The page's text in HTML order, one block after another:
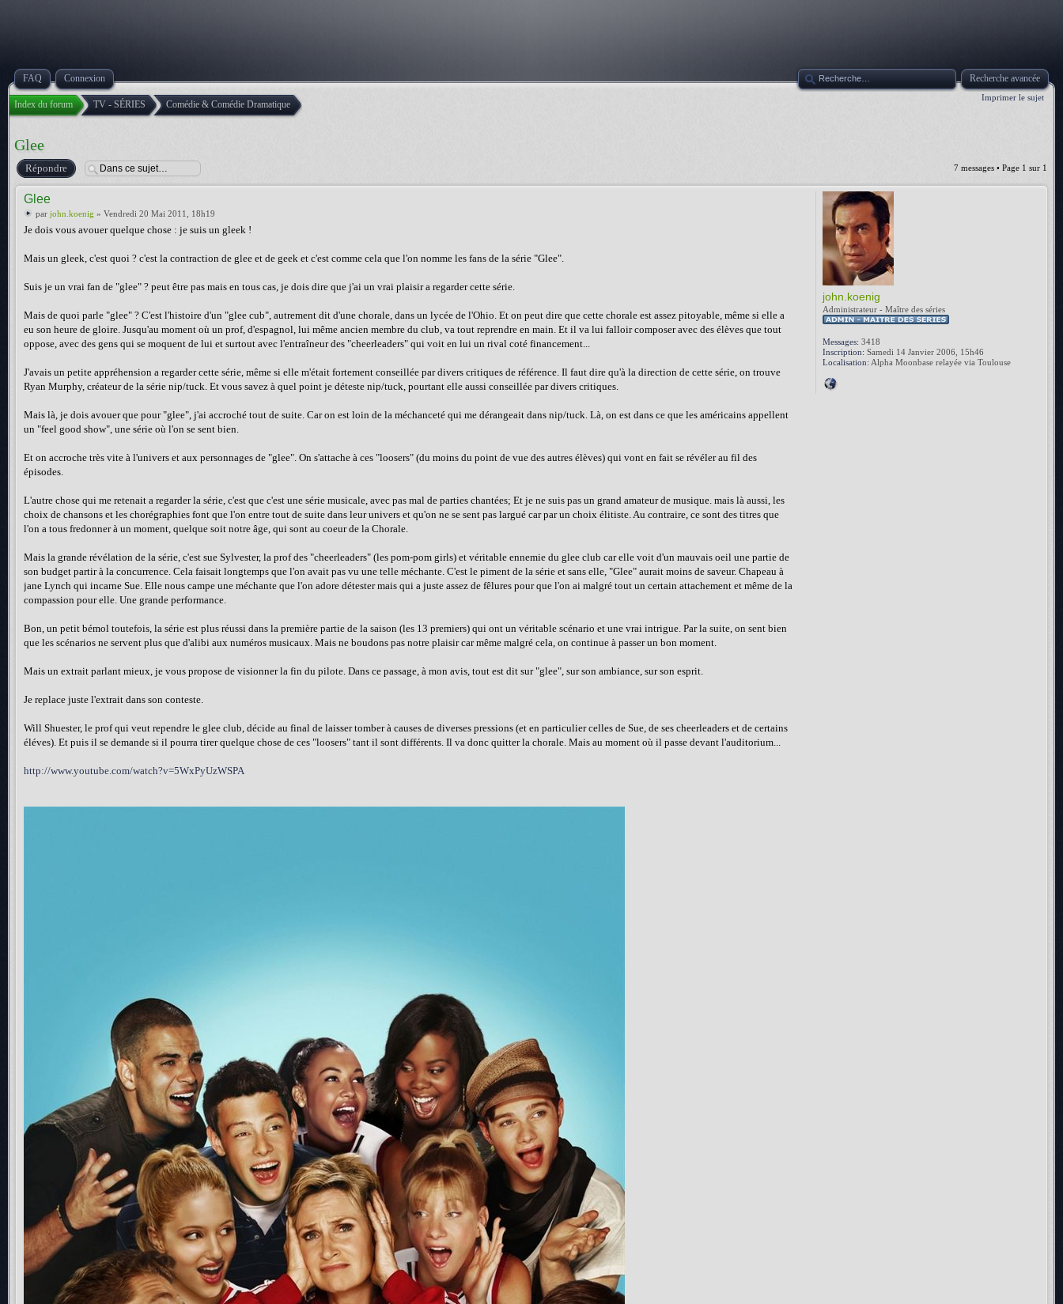
FAQ Connexion Recherche avancée
Imprimer le sujet
Index du forum TV - SÉRIES Comédie & Comédie Dramatique
Glee
Répondre 7 messages • Page 1 sur 1
Glee
par john.koenig » Vendredi 20 Mai 2011, 18h19
Je dois vous avouer quelque chose : je suis un gleek !
Mais un gleek, c'est quoi ? c'est la contraction de glee et de geek et c'est comme cela que l'on nomme les fans de la série "Glee".
Suis je un vrai fan de "glee" ? peut être pas mais en tous cas, je dois dire que j'ai un vrai plaisir a regarder cette série.
Mais de quoi parle "glee" ? C'est l'histoire d'un "glee cub", autrement dit d'une chorale, dans un lycée de l'Ohio. Et on peut dire que cette chorale est assez pitoyable, même si elle a
eu son heure de gloire. Jusqu'au moment où un prof, d'espagnol, lui même ancien membre du club, va tout reprendre en main. Et il va lui falloir composer avec des élèves que tout
oppose, avec des gens qui se moquent de lui et surtout avec l'entraîneur des "cheerleaders" qui voit en lui un rival coté financement...
J'avais un petite appréhension a regarder cette série, même si elle m'était fortement conseillée par divers critiques de référence. Il faut dire qu'à la direction de cette série, on trouve
Ryan Murphy, créateur de la série nip/tuck. Et vous savez à quel point je déteste nip/tuck, pourtant elle aussi conseillée par divers critiques.
Mais là, je dois avouer que pour "glee", j'ai accroché tout de suite. Car on est loin de la méchanceté qui me dérangeait dans nip/tuck. Là, on est dans ce que les américains appellent
un "feel good show", une série où l'on se sent bien.
Et on accroche très vite à l'univers et aux personnages de "glee". On s'attache à ces "loosers" (du moins du point de vue des autres élèves) qui vont en fait se révéler au fil des
épisodes.
L'autre chose qui me retenait a regarder la série, c'est que c'est une série musicale, avec pas mal de parties chantées; Et je ne suis pas un grand amateur de musique. mais là aussi, les
choix de chansons et les chorégraphies font que l'on entre tout de suite dans leur univers et qu'on ne se sent pas largué car par un choix élitiste. Au contraire, ce sont des titres que
l'on a tous fredonner à un moment, quelque soit notre âge, qui sont au coeur de la Chorale.
Mais la grande révélation de la série, c'est sue Sylvester, la prof des "cheerleaders" (les pom-pom girls) et véritable ennemie du glee club car elle voit d'un mauvais oeil une partie de
son budget partir à la concurrence. Cela faisait longtemps que l'on avait pas vu une telle méchante. C'est le piment de la série et sans elle, "Glee" aurait moins de saveur. Chapeau à
jane Lynch qui incarne Sue. Elle nous campe une méchante que l'on adore détester mais qui a juste assez de fêlures pour que l'on ai malgré tout un certain attachement et même de la
compassion pour elle. Une grande performance.
Bon, un petit bémol toutefois, la série est plus réussi dans la première partie de la saison (les 13 premiers) qui ont un véritable scénario et une vrai intrigue. Par la suite, on sent bien
que les scénarios ne servent plus que d'alibi aux numéros musicaux. Mais ne boudons pas notre plaisir car même malgré cela, on continue à passer un bon moment.
Mais un extrait parlant mieux, je vous propose de visionner la fin du pilote. Dans ce passage, à mon avis, tout est dit sur "glee", sur son ambiance, sur son esprit.
Je replace juste l'extrait dans son conteste.
Will Shuester, le prof qui veut rependre le glee club, décide au final de laisser tomber à causes de diverses pressions (et en particulier celles de Sue, de ses cheerleaders et de certains
éléves). Et puis il se demande si il pourra tirer quelque chose de ces "loosers" tant il sont différents. Il va donc quitter la chorale. Mais au moment où il passe devant l'auditorium...
http://www.youtube.com/watch?v=5WxPyUzWSPA
john.koenig
Administrateur - Maître des séries
Messages: 3418
Inscription: Samedi 14 Janvier 2006, 15h46
Localisation: Alpha Moonbase relayée via Toulouse